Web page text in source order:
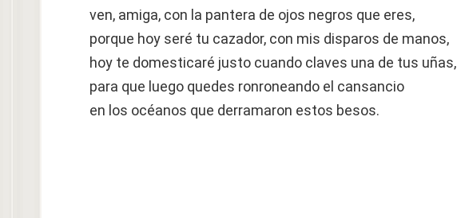
ven, amiga, con la pantera de ojos negros que eres,
porque hoy seré tu cazador, con mis disparos de manos,
hoy te domesticaré justo cuando claves una de tus uñas,
para que luego quedes ronroneando el cansancio
en los océanos que derramaron estos besos.